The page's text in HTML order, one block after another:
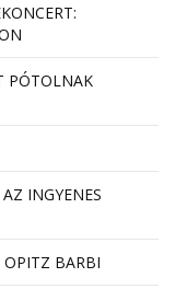
PÓTOLNAK
INGYENES
BARBI